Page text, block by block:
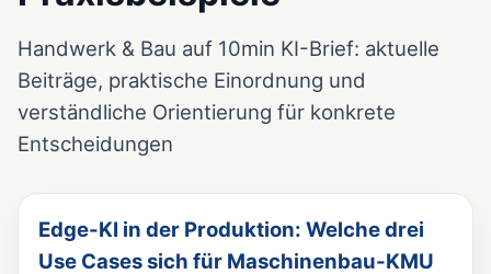
Handwerk & Bau auf 10min KI-Brief: aktuelle
Beiträge, praktische Einordnung und
verständliche Orientierung für konkrete
Entscheidungen
Edge-KI in der Produktion: Welche drei
Use Cases sich für Maschinenbau-KMU